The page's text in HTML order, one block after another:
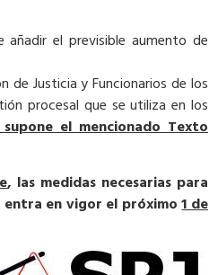
el previsible aumento de
Justicia y Funcionarios de los
procesal que se utiliza en los
el mencionado Texto
, las medidas necesarias para
entra en vigor el próximo1 de